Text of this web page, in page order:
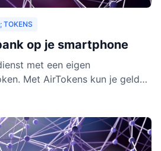
TOKENS
op je smartphone
met een eigen
Met AirTokens kun je geld
tussenkomst van een bank.